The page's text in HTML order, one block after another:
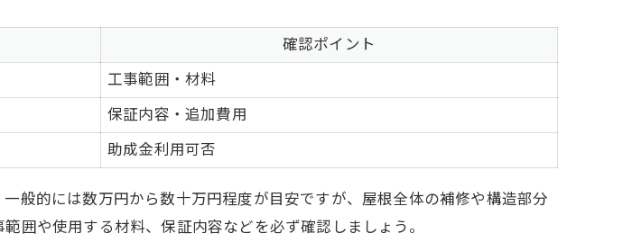
確認ポイント
工事範囲・材料
保証内容・追加費用
助成金利用可否
般的には数万円から数十万円程度が目安ですが、屋根全体の補修や構造部分
囲や使用する材料、保証内容などを必ず確認しましょう。